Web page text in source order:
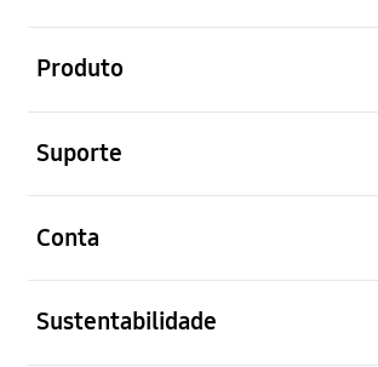
Produto
Suporte
Conta
Sustentabilidade